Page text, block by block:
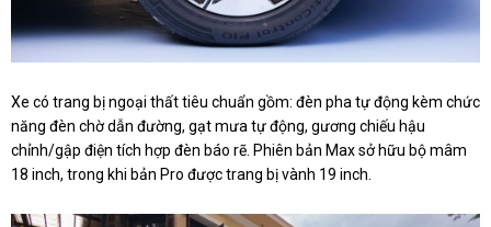
Xe có trang bị ngoại thất tiêu chuẩn gồm: đèn pha tự động kèm chức
năng đèn chờ dẫn đường, gạt mưa tự động, gương chiếu hậu
chỉnh/gập điện tích hợp đèn báo rẽ. Phiên bản Max sở hữu bộ mâm
18 inch, trong khi bản Pro được trang bị vành 19 inch.